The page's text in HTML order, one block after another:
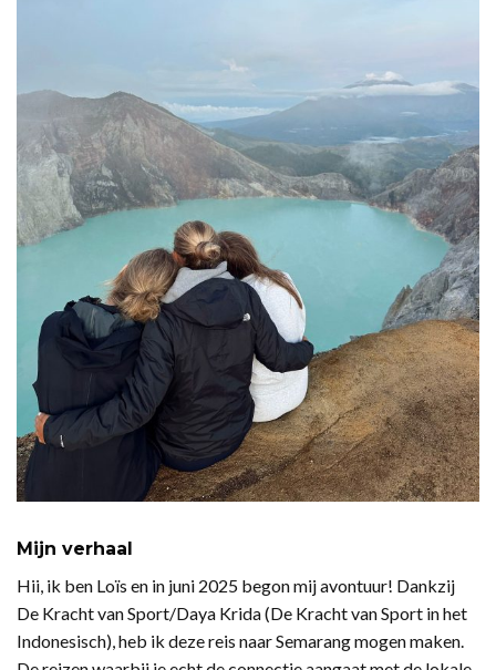
Mijn verhaal
Hii, ik ben Loïs en in juni 2025 begon mij avontuur! Dankzij
De Kracht van Sport/Daya Krida (De Kracht van Sport in het
Indonesisch), heb ik deze reis naar Semarang mogen maken.